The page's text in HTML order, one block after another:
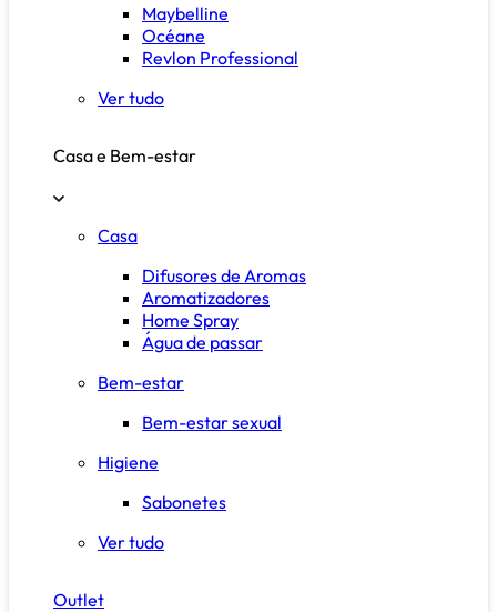
Maybelline
Océane
Revlon Professional
Ver tudo
Casa e Bem-estar
Casa
Difusores de Aromas
Aromatizadores
Home Spray
Água de passar
Bem-estar
Bem-estar sexual
Higiene
Sabonetes
Ver tudo
Outlet